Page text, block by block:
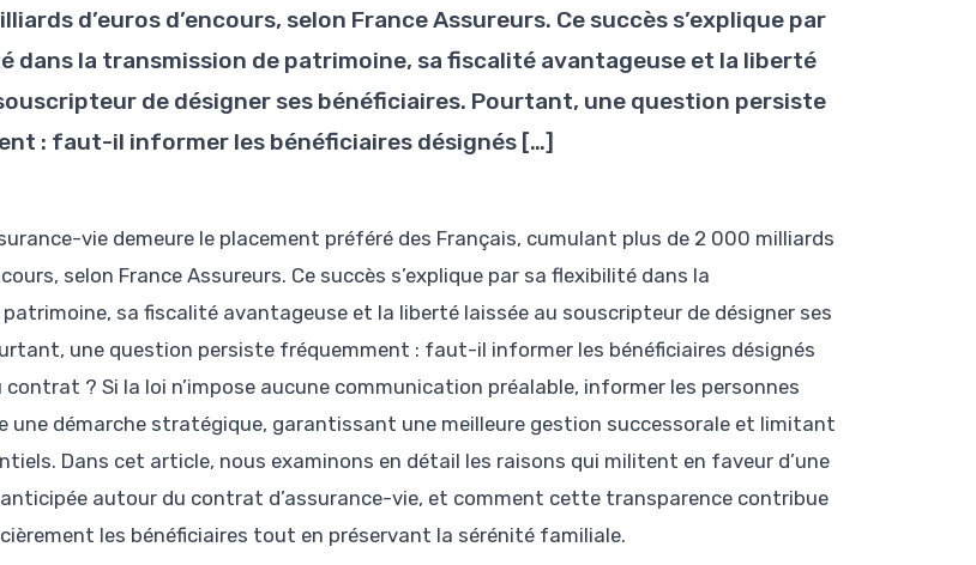
d’euros d’encours, selon France Assureurs. Ce succès s’explique par
dans la transmission de patrimoine, sa fiscalité avantageuse et la liberté
de désigner ses bénéficiaires. Pourtant, une question persiste
: faut-il informer les bénéficiaires désignés […]
vie demeure le placement préféré des Français, cumulant plus de 2 000 milliards
selon France Assureurs. Ce succès s’explique par sa flexibilité dans la
sa fiscalité avantageuse et la liberté laissée au souscripteur de désigner ses
une question persiste fréquemment : faut-il informer les bénéficiaires désignés
contrat ? Si la loi n’impose aucune communication préalable, informer les personnes
une démarche stratégique, garantissant une meilleure gestion successorale et limitant
Dans cet article, nous examinons en détail les raisons qui militent en faveur d’une
autour du contrat d’assurance-vie, et comment cette transparence contribue
les bénéficiaires tout en préservant la sérénité familiale.